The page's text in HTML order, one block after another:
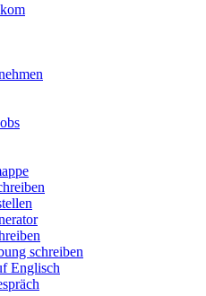
schreiben
Englisch